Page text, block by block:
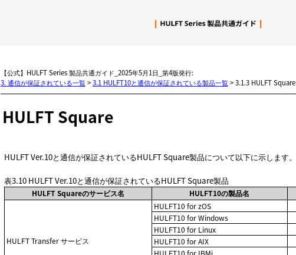
【公式】HULFT Series 製品共通ガイド_2025年5月1日_第4版発行:
3. 通信が保証されている一覧>3.1 HULFT10と通信が保証されている製品一覧>3.1.3 HULFT Square
HULFT Square
HULFT Ver.10と通信が保証されているHULFT Square製品について以下に示します。
表3.10 HULFT Ver.10と通信が保証されているHULFT Square製品
HULFT Squareのサービス名 HULFT10の製品名
HULFT Transfer サービス
HULFT10 for zOS
HULFT10 for Windows
HULFT10 for Linux
HULFT10 for AIX